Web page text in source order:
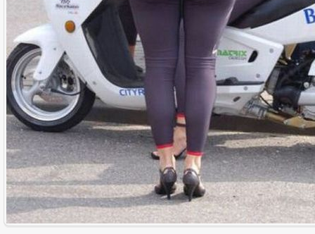
Name:
E-Mail-Adresse (optional):
Kommentar:
Alle HTML-Tags außer <br>, <strike> und <i> werden aus Deinem Kommentar entfernt.
URLs werden automatisch umgewandelt. Bitte verwende "www." oder "http://" in URLs
Ich möchte eine E-Mail, wenn zu meinem Kommentar Antworten erscheinen.
Ich möchte eine E-Mail, wenn auf dieser Seite weitere Kommentare erscheinen.